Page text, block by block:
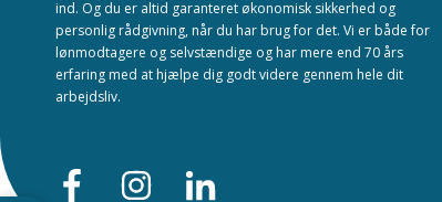
ind. Og du er altid garanteret økonomisk sikkerhed og
personlig rådgivning, når du har brug for det. Vi er både for
lønmodtagere og selvstændige og har mere end 70 års
erfaring med at hjælpe dig godt videre gennem hele dit
arbejdsliv.